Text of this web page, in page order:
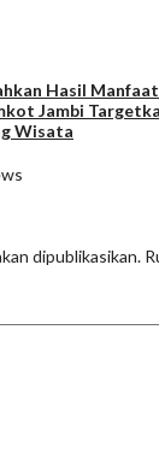
Hasil
Jambi
Wisata
dipublikasikan.